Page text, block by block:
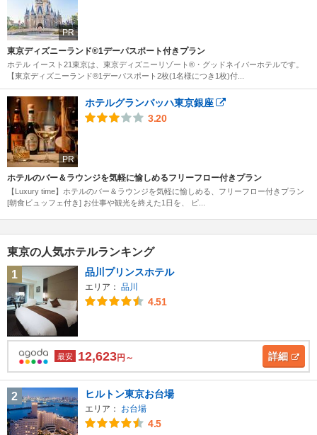
PR
東京ディズニーランド®1デーパスポート付きプラン
ホテル イースト21東京は、東京ディズニーリゾート®・グッドネイバーホテルです。
【東京ディズニーランド®1デーパスポート2枚(1名様につき1枚)付...
PR
ホテルグランバッハ東京銀座
3.20
ホテルのバー＆ラウンジを気軽に愉しめるフリーフロー付きプラン
【Luxury time】ホテルのバー＆ラウンジを気軽に愉しめる、フリーフロー付きプラン
[朝食ビュッフェ付き] お仕事や観光を終えた1日を、 ピ...
東京の人気ホテルランキング
1
品川プリンスホテル
エリア： 品川
4.51
最安 12,623円～ 詳細
2 ヒルトン東京お台場
エリア： お台場
4.5